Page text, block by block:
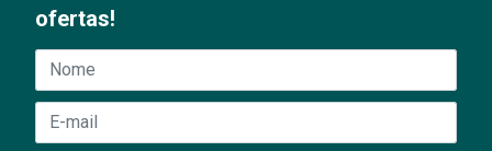
ofertas!